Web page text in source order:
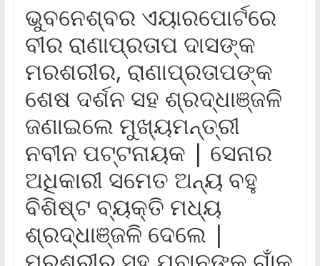
ଭୁବନେଶ୍ବର ଏୟାରପୋର୍ଟରେ
ବୀର ରାଣାପ୍ରତାପ ଦାସଙ୍କ
ମରଶରୀର, ରାଣାପ୍ରତାପଙ୍କ
ଶେଷ ଦର୍ଶନ ସହ ଶ୍ରଦ୍ଧାଞ୍ଜଳି
ଜଣାଇଲେ ମୁଖ୍ୟମନ୍ତ୍ରୀ
ନବୀନ ପଟ୍ଟନାୟକ | ସେନାର
ଅଧିକାରୀ ସମେତ ଅନ୍ୟ ବହୁ
ବିଶିଷ୍ଟ ବ୍ୟକ୍ତି ମଧ୍ୟ
ଶ୍ରଦ୍ଧାଞ୍ଜଳି ଦେଲେ |